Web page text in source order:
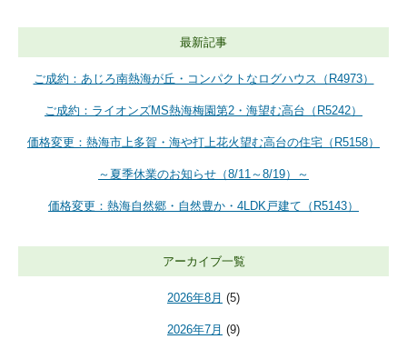
最新記事
ご成約：あじろ南熱海が丘・コンパクトなログハウス（R4973）
ご成約：ライオンズMS熱海梅園第2・海望む高台（R5242）
価格変更：熱海市上多賀・海や打上花火望む高台の住宅（R5158）
～夏季休業のお知らせ（8/11～8/19）～
価格変更：熱海自然郷・自然豊か・4LDK戸建て（R5143）
アーカイブ一覧
2026年8月 (5)
2026年7月 (9)